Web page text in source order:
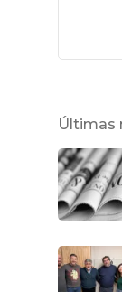
Últimas